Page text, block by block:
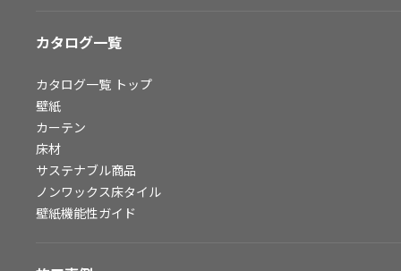
よくあるご質問
非住宅案件に関するお問い合わせ
事業紹介
スペースソリューション事業
カタログ一覧
カタログ一覧 トップ
壁紙
カーテン
床材
サステナブル商品
ノンワックス床タイル
壁紙機能性ガイド